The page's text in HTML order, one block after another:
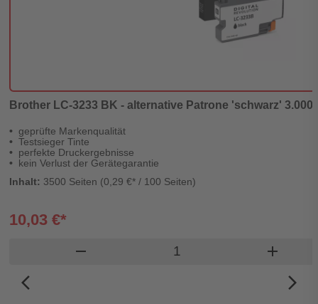
Brother LC-3233 BK - alternative Patrone 'schwarz'
geprüfte Markenqualität
Testsieger Tinte
perfekte Druckergebnisse
kein Verlust der Gerätegarantie
Inhalt: 3500 Seiten (0,29 €* / 100 Seiten)
10,03 €*
remove Produkt Warenkorb
add
arrow_back_ios_new
arrow_forward_ios